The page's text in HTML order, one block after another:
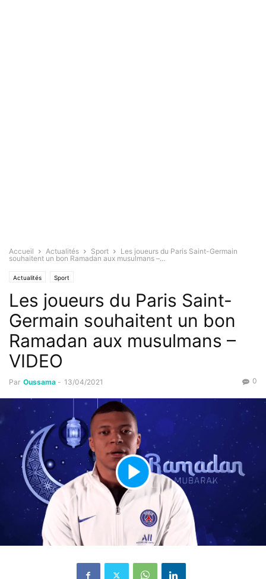
Accueil Actualités Sport
Les joueurs du Paris Saint-Germain
souhaitent un bon Ramadan aux musulmans –...
Actualités Sport
Les joueurs du Paris Saint-
Germain souhaitent un bon
Ramadan aux musulmans –
VIDEO
Par Oussama - 13/04/2021 0